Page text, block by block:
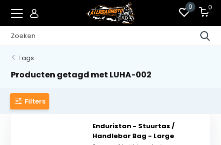
0 0
Tags
Producten getagd met LUHA-002
Filters
Enduristan - Stuurtas /
Handlebar Bag - Large